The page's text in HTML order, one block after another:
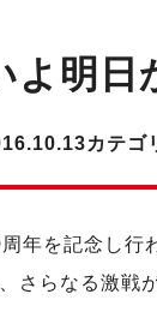
よ明日
カテゴ
周年を記念し行
さらなる激戦